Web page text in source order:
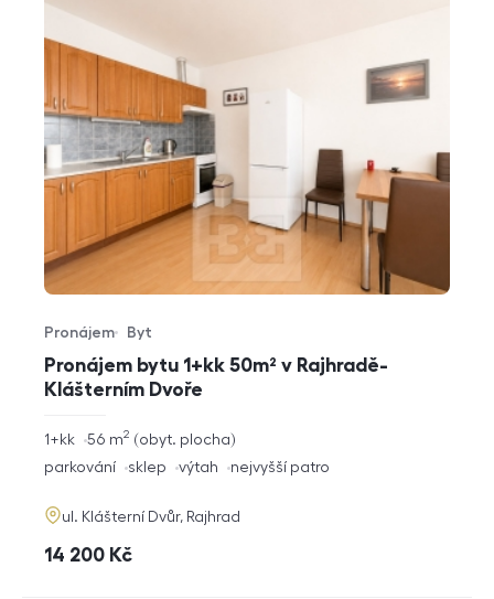
Pronájem bytu 1+kk 50m² v Rajhradě-
Klášterním Dvoře
Typ nabídky
Pronájem
Typ nemovitosti
Byt
rozměry
dispozice
1+kk obyt. plocha
56 m2
funkce
parkování sklep výtah nejvyšší patro
adresa
ul. Klášterní Dvůr, Rajhrad
cena
14 200 Kč